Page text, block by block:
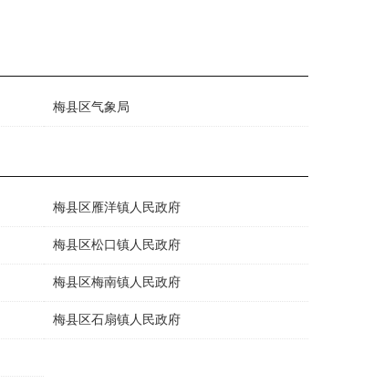
梅县区气象局
梅县区雁洋镇人民政府
梅县区松口镇人民政府
梅县区梅南镇人民政府
梅县区石扇镇人民政府